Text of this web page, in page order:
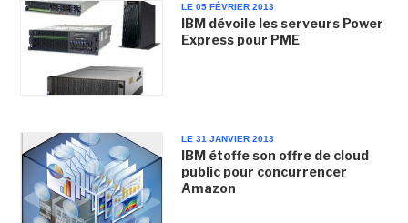
LE 05 FÉVRIER 2013
IBM dévoile les serveurs Power
Express pour PME
LE 31 JANVIER 2013
IBM étoffe son offre de cloud
public pour concurrencer
Amazon